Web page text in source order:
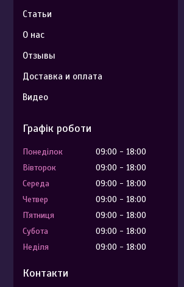
Статьи
О нас
Отзывы
Доставка и оплата
Видео
Графік роботи
Понеділок 09:00
18:00
Вівторок
09:00
18:00
Середа
09:00
18:00
Четвер
09:00
18:00
Пʼятниця
09:00
18:00
Субота
09:00
18:00
Неділя
09:00 18:00
Контакти